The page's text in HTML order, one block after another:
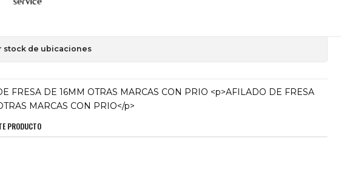
stock de ubicaciones
FRESA DE 16MM OTRAS MARCAS CON PRIO <p>AFILADO DE FRESA
MARCAS CON PRIO</p>
PRODUCTO